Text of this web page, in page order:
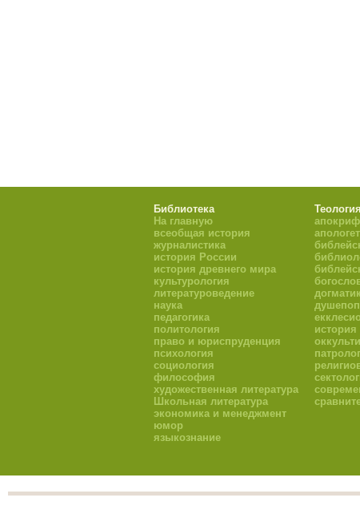
Библиотека
На главную
всеобщая история
журналистика
история России
история древнего мира
культурология
литературоведение
наука
педагогика
политология
право и юриспруденция
психология
социология
философия
художественная литература
Школьная литература
экономика и менеджмент
юмор
языкознание
Теология
история